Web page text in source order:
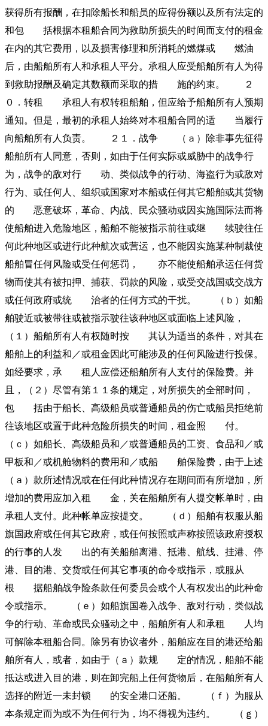
获得所有报酬，在扣除船长和船员的应得份额以及所有法定的
和包 括根据本租船合同为救助所损失的时间而支付的租金
在内的其它费用，以及损害修理和所消耗的燃煤或 燃油
后，由船舶所有人和承租人平分。承租人应受船舶所有人为得
到救助报酬及确定其数额而采取的措 施的约束。 ２
０．转租 承租人有权转租船舶，但应给予船舶所有人预期
通知。但是，最初的承租人始终对本租船合同的适 当履行
向船舶所有人负责。 ２１．战争 （ａ）除非事先征得
船舶所有人同意，否则，如由于任何实际或威胁中的战争行
为，战争的敌对行 动、类似战争的行动、海盗行为或敌对
行为、或任何人、组织或国家对本船或任何其它船舶或其货物
的 恶意破坏，革命、内战、民众骚动或因实施国际法而将
使船舶进入危险地区，船舶不能被指示前往或继 续驶往任
何此种地区或进行此种航次或营运，也不能因实施某种制裁使
船舶冒任何风险或受任何惩罚， 亦不能使船舶承运任何货
物而使其有被扣押、捕获、罚款的风险，或受交战国或交战方
或任何政府或统 治者的任何方式的干扰。 （ｂ）如船
舶驶近或被带往或被指示驶往该种地区或面临上述风险，
（１）船舶所有人有权随时按 其认为适当的条件，对其在
船舶上的利益和／或租金因此可能涉及的任何风险进行投保。
如经要求，承 租人应偿还船舶所有人支付的保险费。并
且，（２）尽管有第１１条的规定，对所损失的全部时间，
包 括由于船长、高级船员或普通船员的伤亡或船员拒绝前
往该地区或置于此种危险所损失的时间，租金照 付。
（ｃ）如船长、高级船员和／或普通船员的工资、食品和／或
甲板和／或机舱物料的费用和／或船 舶保险费，由于上述
（ａ）款所述情况或在任何此种情况存在期间而有所增加，所
增加的费用应加入租 金，关在船舶所有人提交帐单时，由
承租人支付。此种帐单应按提交。 （ｄ）船舶有权服从船
旗国政府或任何其它政府，或任何按照或声称按照该政府授权
的行事的人发 出的有关船舶离港、抵港、航线、挂港、停
港、目的港、交货或任何其它事项的命令或指示，或服从
根 据船舶战争险条款任何委员会或个人有权发出的此种命
令或指示。 （ｅ）如船旗国卷入战争、敌对行动，类似战
争的行动、革命或民众骚动之中，船舶所有人和承租 人均
可解除本租船合同。除另有协议者外，船舶应在目的港还给船
舶所有人，或者，如由于（ａ）款规 定的情况，船舶不能
抵达或进入目的港，则在卸完船上任何货物后，在船舶所有人
选择的附近一未封锁 的安全港口还船。 （ｆ）为服从
本条规定而为或不为任何行为，均不得视为违约。 （ｇ）